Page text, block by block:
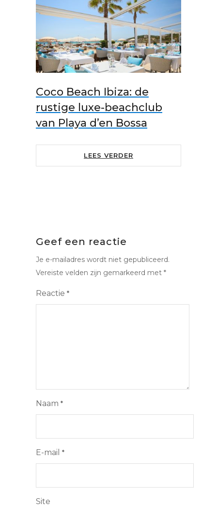
Coco Beach Ibiza: de
rustige luxe-beachclub
van Playa d’en Bossa
LEES VERDER
Geef een reactie
Je e-mailadres wordt niet gepubliceerd.
Vereiste velden zijn gemarkeerd met *
Reactie *
Naam *
E-mail *
Site